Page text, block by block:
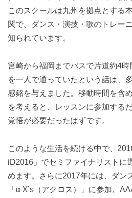
このスクールは九州を拠点とする
関で、ダンス・演技・歌のトレー
知られています。
宮崎から福岡までバスで片道約4
を一人で通っていたという話は、
感銘を与えました。移動時間を含
を考えると、レッスンに参加する
覚悟が必要だったはずです。
このような生活を続ける中で、
iD2016」でセミファイナリストに
めます。さらに2017年には、ダン
「α-X’s（アクロス）」に参加。